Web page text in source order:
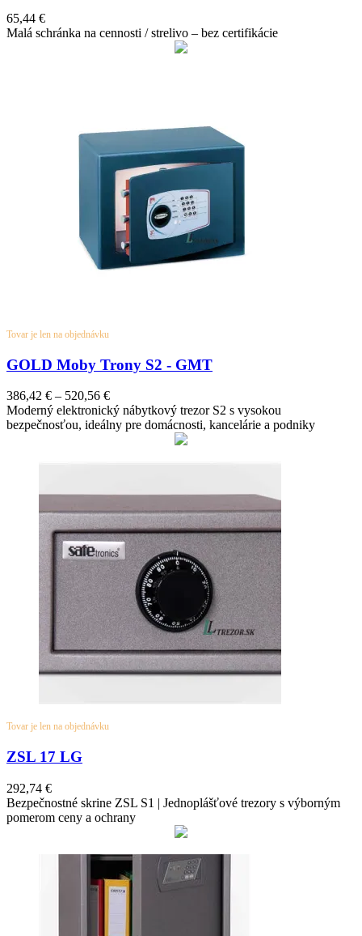
65,44 €
Malá schránka na cennosti / strelivo – bez certifikácie
Tovar je len na objednávku
GOLD Moby Trony S2 - GMT
386,42 € – 520,56 €
Moderný elektronický nábytkový trezor S2 s vysokou
bezpečnosťou, ideálny pre domácnosti, kancelárie a podniky
Tovar je len na objednávku
ZSL 17 LG
292,74 €
Bezpečnostné skrine ZSL S1 | Jednoplášťové trezory s výborným
pomerom ceny a ochrany